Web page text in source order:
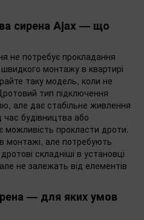
сирена Ajax — що
не потребує прокладання
монтажу в квартирі
таку модель, коли не
тип підключення
але дає стабільне живлення
час будівництва або
можливість прокласти дроти.
монтажі, але потребують
складніші в установці
не залежать від елементів
— для яких умов